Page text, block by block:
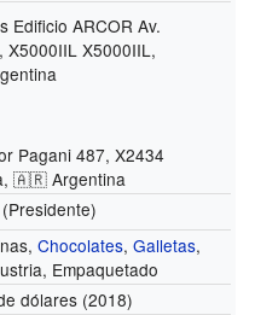
Edificio ARCOR Av.
X5000IIL X5000IIL,
Pagani 487, X2434
🇦🇷 Argentina
Chocolates,Galletas,
Empaquetado
dólares (2018)